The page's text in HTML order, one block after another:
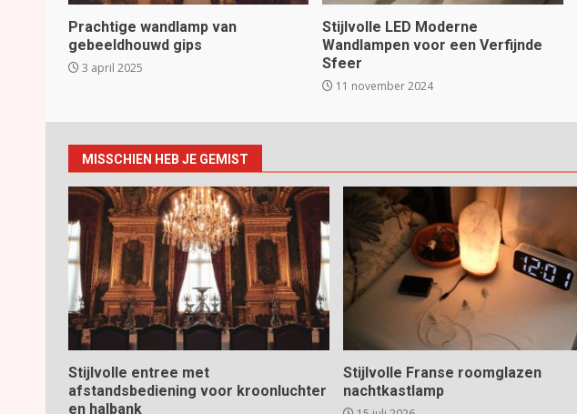
Prachtige wandlamp van
gebeeldhouwd gips
3 april 2025
Stijlvolle LED Moderne
Wandlampen voor een Verfijnde
Sfeer
11 november 2024
MISSCHIEN HEB JE GEMIST
Stijlvolle entree met
afstandsbediening voor kroonluchter
en halbank
Stijlvolle Franse roomglazen
nachtkastlamp